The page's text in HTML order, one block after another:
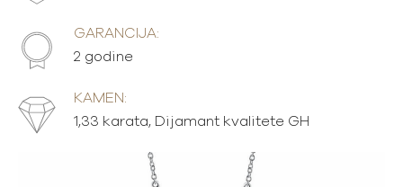
GARANCIJA:
2 godine
KAMEN:
1,33 karata, Dijamant kvalitete GH